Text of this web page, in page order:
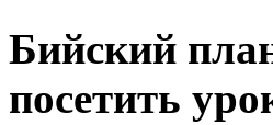
Бийский
посетить